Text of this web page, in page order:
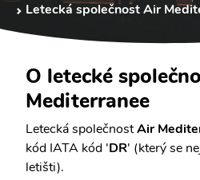
Letecká společnost Air
O letecké
Mediterranee
Letecká společnostAir
kód IATA kód 'DR' (který se
letišti).